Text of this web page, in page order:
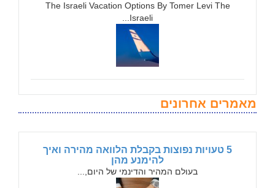
The Israeli Vacation Options By Tomer Levi The
Israeli...
מאמרים אחרונים
5 טעויות נפוצות בקבלת הלוואה מהירה ואיך
להימנע מהן
בעולם המהיר והדינמי של היום,...